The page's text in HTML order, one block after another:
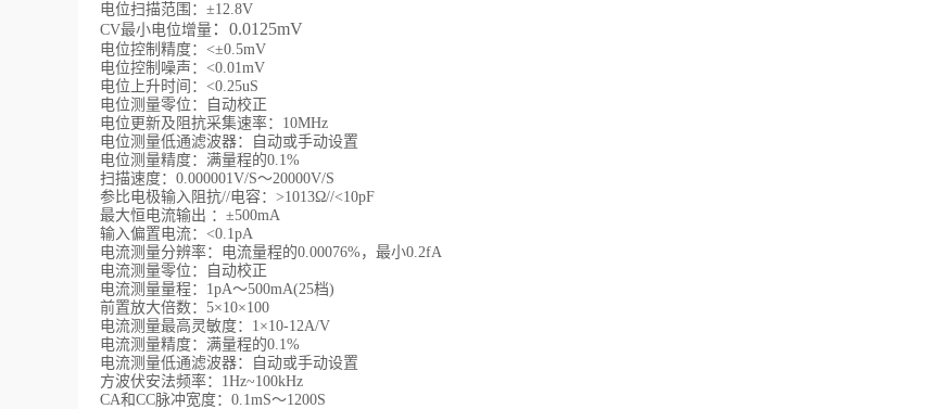
电位扫描范围：±12.8V
CV最小电位增量 ： 0.0125mV
电位控制精度：<±0.5mV
电位控制噪声：<0.01mV
电位上升时间：<0.25uS
电位测量零位：自动校正
电位更新及阻抗采集速率：10MHz
电位测量低通滤波器：自动或手动设置
电位测量精度：满量程的0.1%
扫描速度：0.000001V/S～20000V/S
参比电极输入阻抗//电容：>1013Ω//<10pF
最大恒电流输出 ：±500mA
输入偏置电流：<0.1pA
电流测量分辨率：电流量程的0.00076%，最小0.2fA
电流测量零位：自动校正
电流测量量程：1pA～500mA(25档)
前置放大倍数：5×10×100
电流测量最高灵敏度：1×10-12A/V
电流测量精度：满量程的0.1%
电流测量低通滤波器：自动或手动设置
方波伏安法频率：1Hz~100kHz
CA和CC脉冲宽度：0.1mS～1200S